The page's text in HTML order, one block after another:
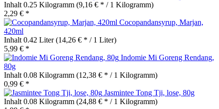
Inhalt 0.25 Kilogramm (9,16 € * / 1 Kilogramm)
2,29 € *
Cocopandansyrup, Marjan,
420ml
Inhalt 0.42 Liter(14,26 € * / 1 Liter)
5,99 € *
Indomie Mi Goreng Rendang,
80g
Inhalt 0.08 Kilogramm (12,38 € * / 1 Kilogramm)
0,99 € *
Jasmintee Tong Tji, lose, 80g
Inhalt 0.08 Kilogramm (24,88 € * / 1 Kilogramm)